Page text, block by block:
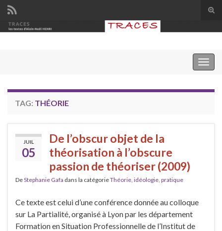
Search for:
TAG: THÉORIE
JUIL
05
De l’obscur objet de la
théorisation à l’obscure
passion de théoriser (2009)
DeStephanie Gafa dans la catégorieThéorie, idéologie, pratique
Ce texte est celui d’une conférence donnée au colloque
sur La Partialité, organisé à Lyon par les département
Formation en Situation Professionnelle de l’Institut de